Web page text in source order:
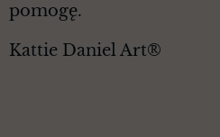
pomogę.
Kattie Daniel Art®